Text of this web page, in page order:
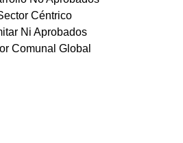
Céntrico
Ni Aprobados
Comunal Global